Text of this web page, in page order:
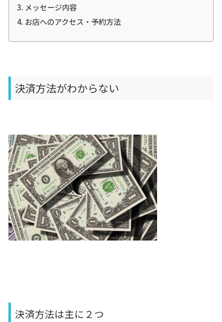
メッセージ内容
お店へのアクセス・予約方法
決済方法がわからない
決済方法は主に２つ